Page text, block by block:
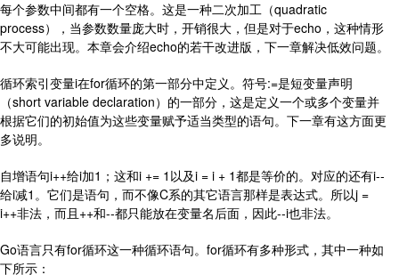
每个参数中间都有一个空格。这是一种二次加工（quadratic
process），当参数数量庞大时，开销很大，但是对于echo，这种情形
不大可能出现。本章会介绍echo的若干改进版，下一章解决低效问题。
循环索引变量i在for循环的第一部分中定义。符号:=是短变量声明
（short variable declaration）的一部分，这是定义一个或多个变量并
根据它们的初始值为这些变量赋予适当类型的语句。下一章有这方面更
多说明。
自增语句i++给i加1；这和i += 1以及i = i + 1都是等价的。对应的还有i--
给i减1。它们是语句，而不像C系的其它语言那样是表达式。所以j =
i++非法，而且++和--都只能放在变量名后面，因此--i也非法。
Go语言只有for循环这一种循环语句。for循环有多种形式，其中一种如
下所示：